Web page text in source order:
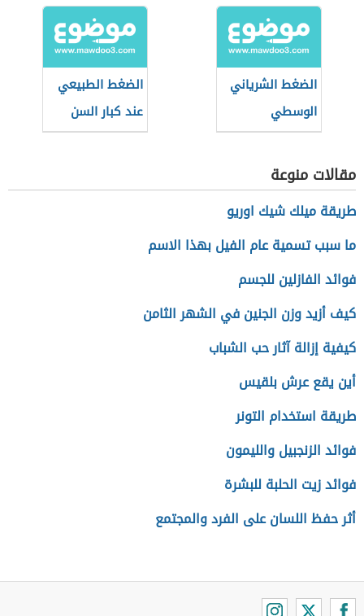
الضغط الشرياني
الوسطي
الضغط الطبيعي
عند كبار السن
مقالات منوعة
طريقة ميلك شيك اوريو
ما سبب تسمية عام الفيل بهذا الاسم
فوائد الفازلين للجسم
كيف أزيد وزن الجنين في الشهر الثامن
كيفية إزالة آثار حب الشباب
أين يقع عرش بلقيس
طريقة استخدام التونر
فوائد الزنجبيل والليمون
فوائد زيت الحلبة للبشرة
أثر حفظ اللسان على الفرد والمجتمع